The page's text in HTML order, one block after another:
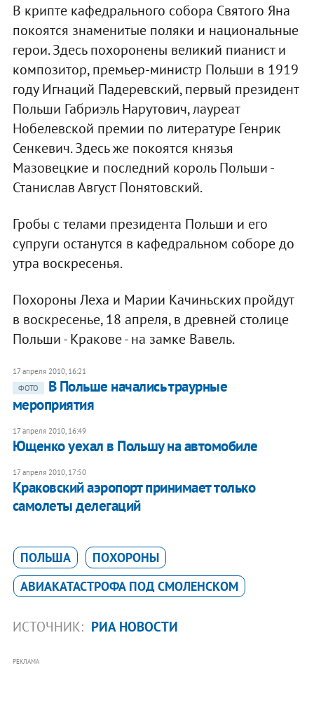
В крипте кафедрального собора Святого Яна
покоятся знаменитые поляки и национальные
герои. Здесь похоронены великий пианист и
композитор, премьер-министр Польши в 1919
году Игнаций Падеревский, первый президент
Польши Габриэль Нарутович, лауреат
Нобелевской премии по литературе Генрик
Сенкевич. Здесь же покоятся князья
Мазовецкие и последний король Польши -
Станислав Август Понятовский.
Гробы с телами президента Польши и его
супруги останутся в кафедральном соборе до
утра воскресенья.
Похороны Леха и Марии Качиньских пройдут
в воскресенье, 18 апреля, в древней столице
Польши - Кракове - на замке Вавель.
17 апреля 2010, 16:21
ФОТО
В Польше начались траурные
мероприятия
17 апреля 2010, 16:49
Ющенко уехал в Польшу на автомобиле
17 апреля 2010, 17:50
Краковский аэропорт принимает только
самолеты делегаций
ПОЛЬША
ПОХОРОНЫ
АВИАКАТАСТРОФА ПОД СМОЛЕНСКОМ
ИСТОЧНИК: РИА НОВОСТИ
РЕКЛАМА